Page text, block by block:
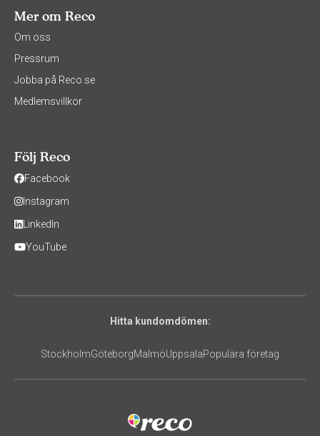
Mer om Reco
Om oss
Pressrum
Jobba på Reco.se
Medlemsvillkor
Följ Reco
Facebook
Instagram
LinkedIn
YouTube
Hitta kundomdömen:
StockholmGöteborgMalmöUppsalaPopulära företag